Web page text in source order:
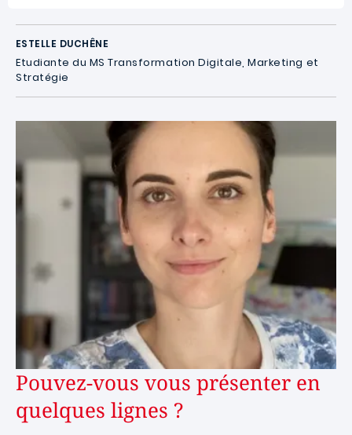
ESTELLE DUCHÊNE
Etudiante du MS Transformation Digitale, Marketing et
Stratégie
Pouvez-vous vous présenter en
quelques lignes ?